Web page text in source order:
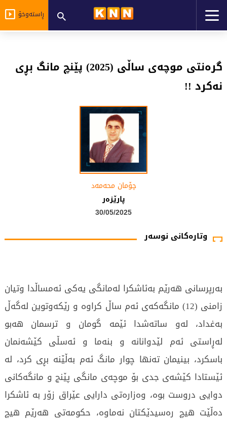
ڕاستەوخۆ
گرەنتی موچەی ساڵی (2025) پێنچ مانگ بڕی
نەکرد !!
چۆمان محه‌مه‌د
پارێزەر
30/05/2025
وتارەکانی نوسەر
بەرپرسانی هەرێم بەئاشكرا لەمانگی یەكی ئەمساڵدا وتیان
زامنی (12) مانگەكەی ئەم ساڵ كراوە و رێكەوتوین لەگەڵ
بەغداد، لەو ساتەشدا ئێمە گومان و ترسمان هەبو
لەڕاستی ئەم لێدوانانە و بنەما و ئەسڵی كێشەنمان
باسكرد، بینیمان تەنها چوار مانگ ئەم بەڵێنە بڕی كرد، لە
ئێستادا كێشەی جدی بۆ موچەی مانگی پێنج و مانگەكانی
دوایی دروست بوە، وەزارەتی دارایی عێراق زۆر بە ئاشكرا
دەڵێت هیچ رەسیدێكتان نەماوە، حكومەتی هەرێم هیچ